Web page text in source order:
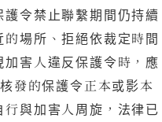
令禁止聯繫期間仍持續
場所、拒絕依裁定時間
害人違反保護令時，應
發的保護令正本或影本
與加害人周旋，法律已